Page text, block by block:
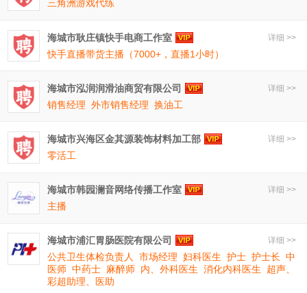
三角洲游戏代练
详细 >>
海城市耿庄镇快手电商工作室
快手直播带货主播（7000+，直播1小时）
详细 >>
海城市泓润润滑油商贸有限公司
销售经理 外市销售经理 换油工
详细 >>
海城市兴海区金其源装饰材料加工部
零活工
详细 >>
海城市韩园澜音网络传播工作室
主播
详细 >>
海城市浦汇胃肠医院有限公司
公共卫生体检负责人
市场经理 妇科医生 护士 护士长 中
医师 中药士 麻醉师 内、外科医生 消化内科医生
超声、
彩超助理、医助